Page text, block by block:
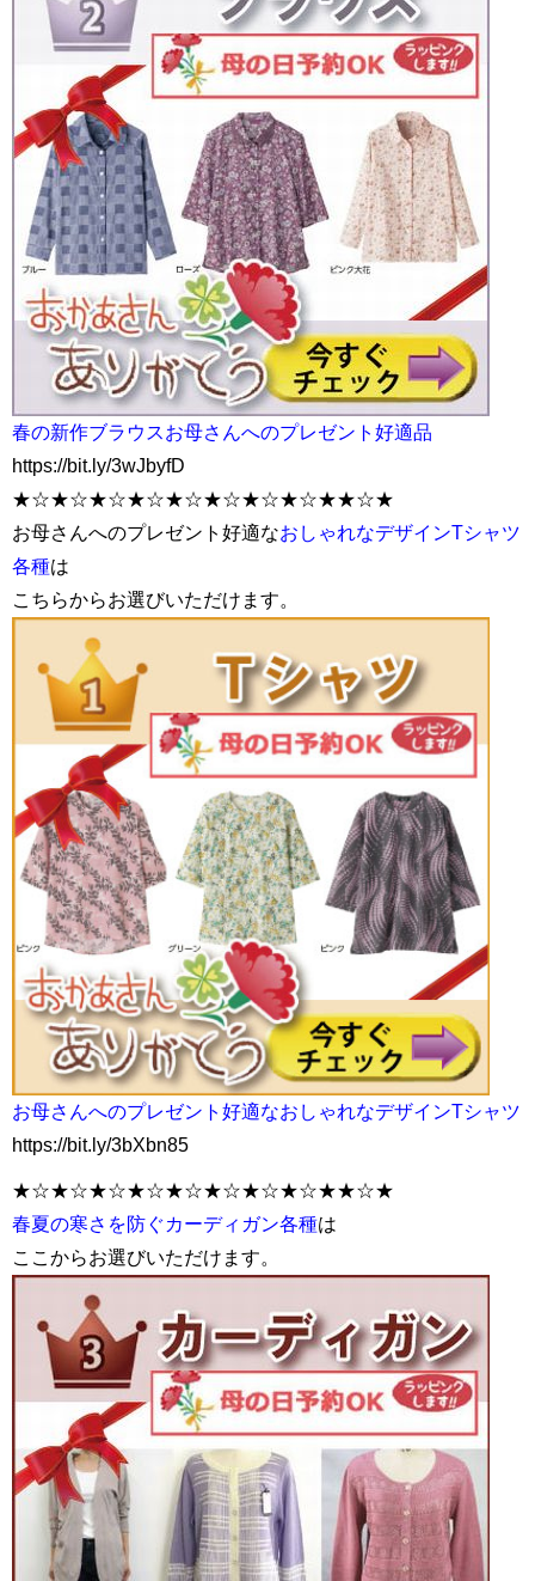
春の新作ブラウスお母さんへのプレゼント好適品
https://bit.ly/3wJbyfD
★☆★☆★☆★☆★☆★☆★☆★☆★★☆★
お母さんへのプレゼント好適なおしゃれなデザインTシャツ
各種は
こちらからお選びいただけます。
お母さんへのプレゼント好適なおしゃれなデザインTシャツ
https://bit.ly/3bXbn85
★☆★☆★☆★☆★☆★☆★☆★☆★★☆★
春夏の寒さを防ぐカーディガン各種は
ここからお選びいただけます。